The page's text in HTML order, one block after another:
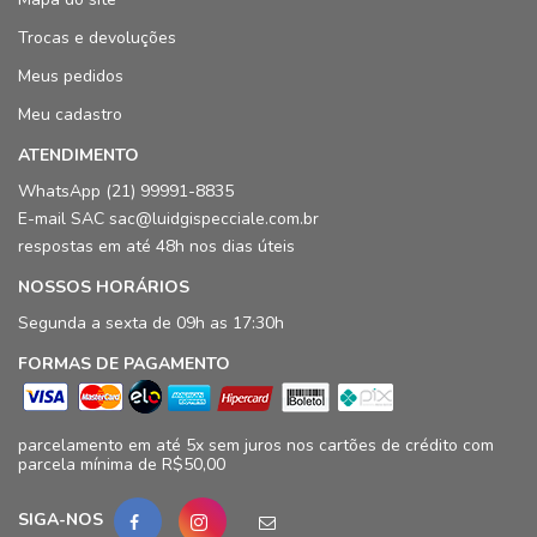
Trocas e devoluções
Meus pedidos
Meu cadastro
ATENDIMENTO
WhatsApp (21) 99991-8835
E-mail SAC sac@luidgispecciale.com.br
respostas em até 48h nos dias úteis
NOSSOS HORÁRIOS
Segunda a sexta de 09h as 17:30h
FORMAS DE PAGAMENTO
parcelamento em até 5x sem juros nos cartões de crédito com
parcela mínima de R$50,00
SIGA-NOS